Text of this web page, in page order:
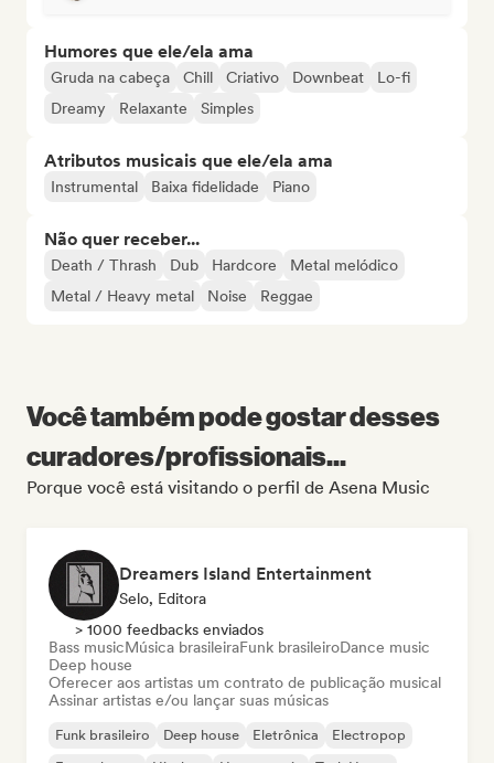
Humores que ele/ela ama
Gruda na cabeça Chill Criativo Downbeat
Lo-fi
Dreamy
Relaxante Simples
Atributos musicais que ele/ela ama
Instrumental Baixa fidelidade Piano
Não quer receber...
Death / Thrash Dub Hardcore
Metal melódico
Metal / Heavy metal
Noise Reggae
Você também pode gostar desses
curadores/profissionais...
Porque você está visitando o perfil de Asena Music
Dreamers Island Entertainment
Selo, Editora
> 1000 feedbacks enviados
Bass musicMúsica brasileiraFunk brasileiroDance music
Deep house
Oferecer aos artistas um contrato de publicação musical
Assinar artistas e/ou lançar suas músicas
Funk brasileiro Deep house Eletrônica
Electropop